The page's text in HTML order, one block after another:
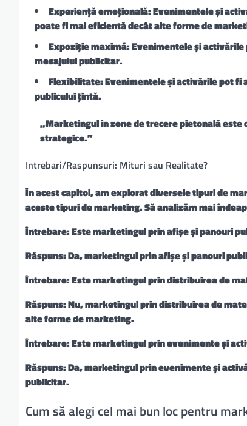
Experiență emoțională: Evenimentele și
poate fi mai eficientă decât alte forme de
Expoziție maximă: Evenimentele și
mesajului publicitar.
Flexibilitate: Evenimentele și activările pot fi
publicului țintă.
„Marketingul în zone de trecere pietonală
strategice.”
Intrebari/Raspunsuri: Mituri sau Realitate?
În acest capitol, am explorat diversele tipuri de
aceste tipuri de marketing. Să analizăm mai
Întrebare: Este marketingul prin afișe și panouri
Răspuns: Da, marketingul prin afișe și panouri
Întrebare: Este marketingul prin distribuirea de
Răspuns: Nu, marketingul prin distribuirea de
alte forme de marketing.
Întrebare: Este marketingul prin evenimente și
Răspuns: Da, marketingul prin evenimente și
publicitar.
Cum să alegi cel mai bun loc pentru